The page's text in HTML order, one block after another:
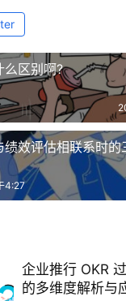
区别啊?
绩效评估相联系时的
4:27
企业推行 OKR
的多维度解析与